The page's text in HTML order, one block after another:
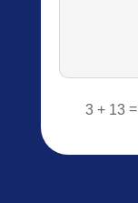
3 + 13=